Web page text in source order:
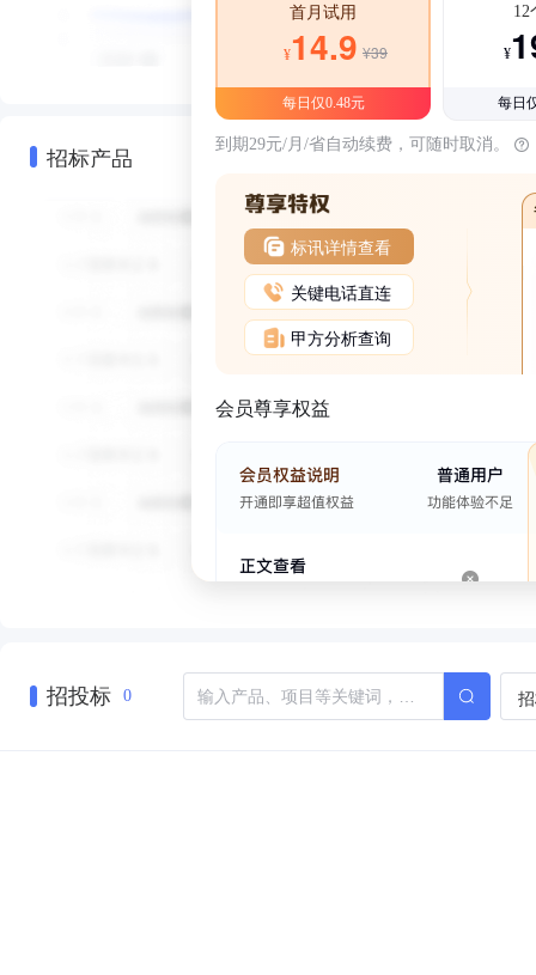
招标产品
首月试用
¥14.9 ¥39
每日仅0.48元
12
¥
每日
到期29元/月/省自动续费，可随时取消。
标讯详情查看
关键电话直连
甲方分析查询
会员尊享权益
招投标 0